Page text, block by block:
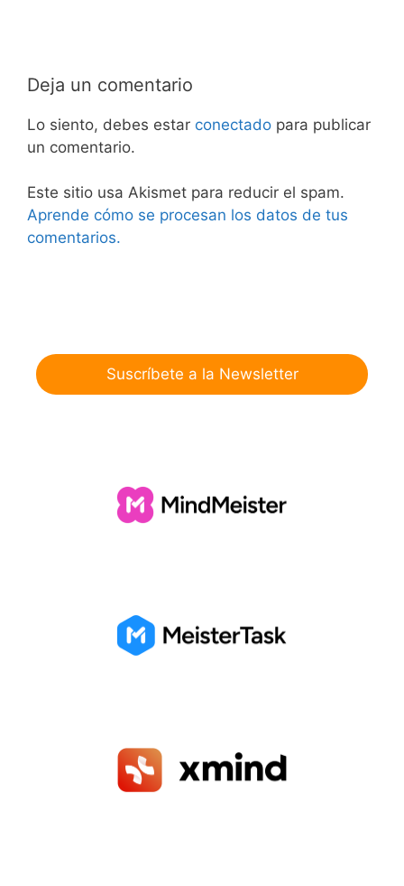
Deja un comentario
Lo siento, debes estar conectado para publicar
un comentario.
Este sitio usa Akismet para reducir el spam.
Aprende cómo se procesan los datos de tus
comentarios.
Suscríbete a la Newsletter